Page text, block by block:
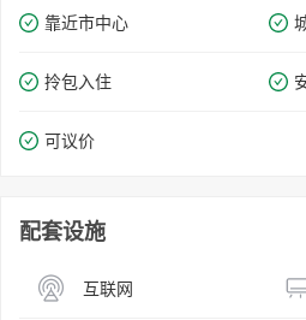
靠近市中心
拎包入住
可议价
配套设施
互联网